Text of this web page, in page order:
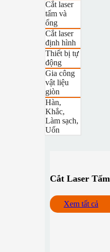
Cắt laser
tấm và
ống
Cắt laser
định hình
Thiết bị tự
động
Gia công
vật liệu
giòn
Hàn,
Khắc,
Làm sạch,
Uốn
Cắt Laser Tấm
Xem tất cả